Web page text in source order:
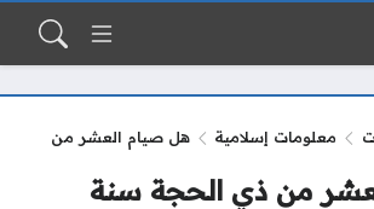
معلومات إسلامية
هل صيام العشر من
من ذي الحجة سنة